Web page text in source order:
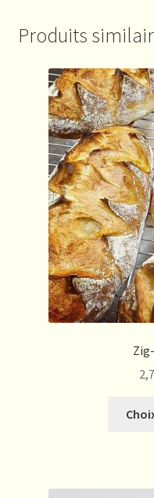
Produits